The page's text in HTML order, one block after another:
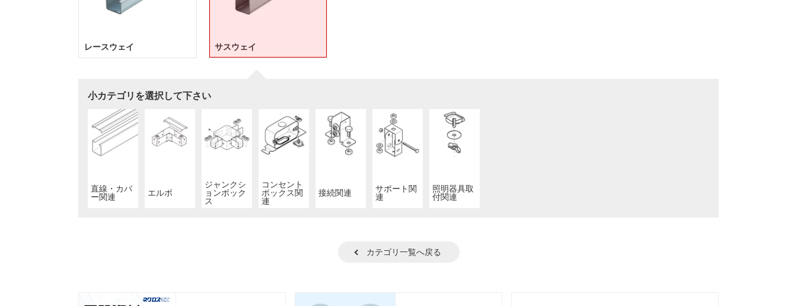
レースウェイ サスウェイ
小カテゴリを選択して下さい
直線・カバ
ー関連
エルボ
ジャンクシ
ョンボック
ス
コンセント
ボックス関
連
接続関連
サポート関
連
照明器具取
付関連
カテゴリ一覧へ戻る